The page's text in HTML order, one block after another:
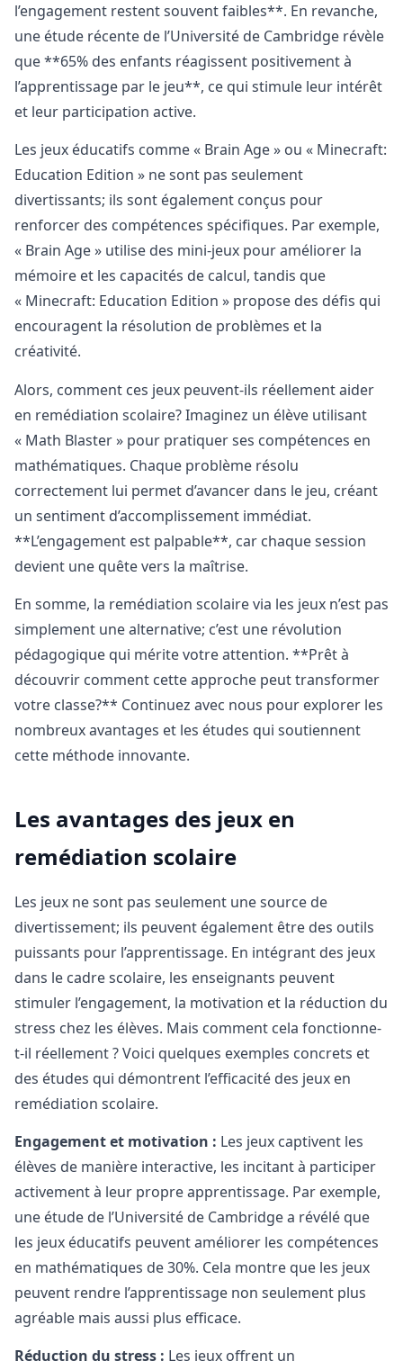
l’engagement restent souvent faibles**. En revanche,
une étude récente de l’Université de Cambridge révèle
que **65% des enfants réagissent positivement à
l’apprentissage par le jeu**, ce qui stimule leur intérêt
et leur participation active.
Les jeux éducatifs comme « Brain Age » ou « Minecraft:
Education Edition » ne sont pas seulement
divertissants; ils sont également conçus pour
renforcer des compétences spécifiques. Par exemple,
« Brain Age » utilise des mini-jeux pour améliorer la
mémoire et les capacités de calcul, tandis que
« Minecraft: Education Edition » propose des défis qui
encouragent la résolution de problèmes et la
créativité.
Alors, comment ces jeux peuvent-ils réellement aider
en remédiation scolaire? Imaginez un élève utilisant
« Math Blaster » pour pratiquer ses compétences en
mathématiques. Chaque problème résolu
correctement lui permet d’avancer dans le jeu, créant
un sentiment d’accomplissement immédiat.
**L’engagement est palpable**, car chaque session
devient une quête vers la maîtrise.
En somme, la remédiation scolaire via les jeux n’est pas
simplement une alternative; c’est une révolution
pédagogique qui mérite votre attention. **Prêt à
découvrir comment cette approche peut transformer
votre classe?** Continuez avec nous pour explorer les
nombreux avantages et les études qui soutiennent
cette méthode innovante.
Les avantages des jeux en
remédiation scolaire
Les jeux ne sont pas seulement une source de
divertissement; ils peuvent également être des outils
puissants pour l’apprentissage. En intégrant des jeux
dans le cadre scolaire, les enseignants peuvent
stimuler l’engagement, la motivation et la réduction du
stress chez les élèves. Mais comment cela fonctionne-
t-il réellement ? Voici quelques exemples concrets et
des études qui démontrent l’efficacité des jeux en
remédiation scolaire.
Engagement et motivation : Les jeux captivent les
élèves de manière interactive, les incitant à participer
activement à leur propre apprentissage. Par exemple,
une étude de l’Université de Cambridge a révélé que
les jeux éducatifs peuvent améliorer les compétences
en mathématiques de 30%. Cela montre que les jeux
peuvent rendre l’apprentissage non seulement plus
agréable mais aussi plus efficace.
Réduction du stress : Les jeux offrent un